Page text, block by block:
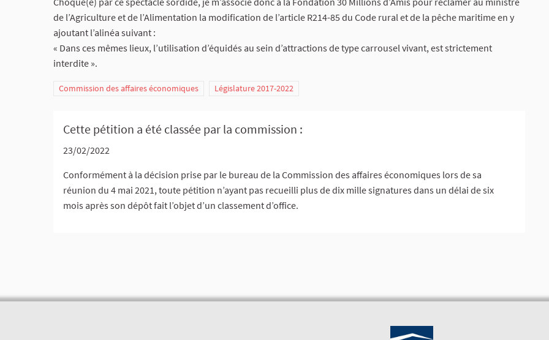
de l’Agriculture et de l’Alimentation la modification de l’article R214-85 du Code rural et de la pêche maritime en y
ajoutant l’alinéa suivant :
« Dans ces mêmes lieux, l’utilisation d’équidés au sein d’attractions de type carrousel vivant, est strictement
interdite ».
Commission des affaires économiques Législature 2017-2022
Cette pétition a été classée par la commission :
23/02/2022
Conformément à la décision prise par le bureau de la Commission des affaires économiques lors de sa
réunion du 4 mai 2021, toute pétition n’ayant pas recueilli plus de dix mille signatures dans un délai de six
mois après son dépôt fait l’objet d’un classement d’office.